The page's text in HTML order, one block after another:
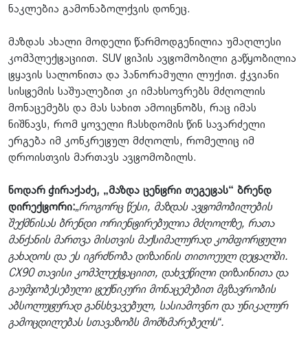
ნაკლებია გამონაბოლქვის დონეც.
მაზდას ახალი მოდელი წარმოდგენილია უმაღლესი
კომპლექტაციით. SUV ტიპის ავტომობილი გაწყობილია
ტყავის სალონითა და პანორამული ლუქით. ჭკვიანი
სისტემის საშუალებით კი იმახსოვრებს მძღოლის
მონაცემებს და მას სახით ამოიცნობს, რაც იმას
ნიშნავს, რომ ყოველი ჩასხდომის წინ სავარძელი
ერგება იმ კონკრეტულ მძღოლს, რომელიც იმ
დროისთვის მართავს ავტომობილს.
ნოდარ ჭირაქაძე, „მაზდა ცენტრი თეგეტას“ ბრენდ
დირექტორი:„როგორც წესი, მაზდას ავტომობილების
შექმნისას ბრენდი ორიენტირებულია მძღოლზე, რათა
მანქანის მართვა მისთვის მაქსიმალურად კომფორტული
გახადოს და ეს იგრძნობა დიზაინის თითოეულ დეტალში.
CX90 თავისი კომპლექტაციით, დახვეწილი დიზაინითა და
გაუმჯობესებული ტექნიკური მონაცემებით მგზავრობის
აბსოლუტურად განსხვავებულ, სასიამოვნო და უნიკალურ
გამოცდილებას სთავაზობს მომხმარებელს“.